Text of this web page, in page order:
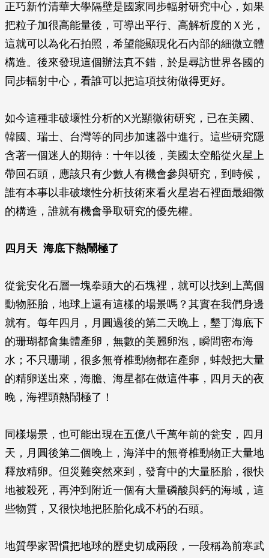
正巧新竹清華大學隔壁是國家同步輻射研究中心，如果
把粒子加很高能量後，可導出平行、高解析度的Ｘ光，
這就可以為化石拍照，希望能顯現化石內部的細微立體
構造。後來發現這個辦法真不錯，於是尋訪世界各國的
同步輻射中心，看誰可以把這項技術做得更好。
如今這種非破壞性分析的X光顯微術研究，已在美國、
韓國、瑞士、台灣等的同步加速器中進行。這些研究隱
含著一個迷人的期待：十年以後，美國太空船從火星上
帶回石頭，應該只有少數人有機會參與研究，到時候，
誰有本事以非破壞性分析技術來看火星岩石裡面最細微
的構造，誰就有機會爭取研究的優先權。
四月天 海底下熱鬧極了
從瓮安化石層一塊拳頭大的石塊裡，就可以找到上萬個
動物胚胎，地球上還有這樣的場景嗎？其實在我們身邊
就有。每年四月，月圓過後的第二天晚上，墾丁海底下
的珊瑚都會集體產卵，無數的美麗卵泡，瞬間密布海
水；不只珊瑚，很多無脊椎動物都在產卵，蚌殼把大量
的精卵送出來，海膽、海星都在做這件事，四月天的夜
晚，海裡頭熱鬧極了！
同樣場景，也可能出現在五億八千萬年前的瓮安，四月
天，月圓後第二個晚上，海洋中的無脊椎動物正大量地
釋放精卵。但災難突然來到，發育中的大量胚胎，很快
地被殺死，再沖到附近一個有大量磷酸與鈣的海域，這
些物質，又很快地把胚胎化成不朽的石頭。
地質學家習慣把地球的歷史切成兩段，一段稱為前寒武